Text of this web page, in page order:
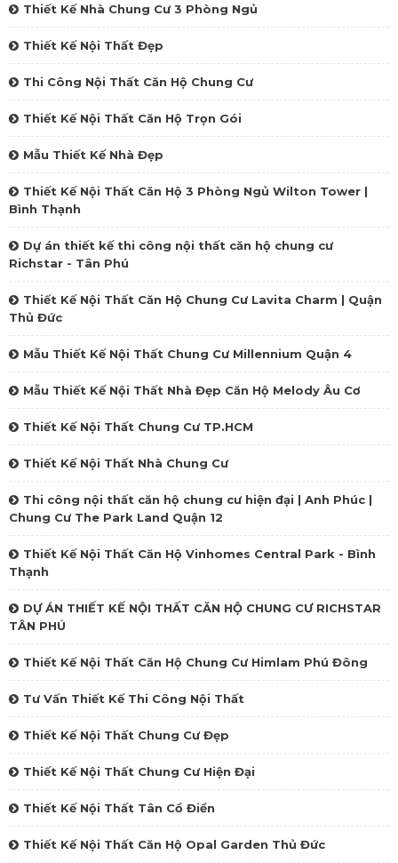
Thiết Kế Nhà Chung Cư 3 Phòng Ngủ
Thiết Kế Nội Thất Đẹp
Thi Công Nội Thất Căn Hộ Chung Cư
Thiết Kế Nội Thất Căn Hộ Trọn Gói
Mẫu Thiết Kế Nhà Đẹp
Thiết Kế Nội Thất Căn Hộ 3 Phòng Ngủ Wilton Tower |
Bình Thạnh
Dự án thiết kế thi công nội thất căn hộ chung cư
Richstar - Tân Phú
Thiết Kế Nội Thất Căn Hộ Chung Cư Lavita Charm | Quận
Thủ Đức
Mẫu Thiết Kế Nội Thất Chung Cư Millennium Quận 4
Mẫu Thiết Kế Nội Thất Nhà Đẹp Căn Hộ Melody Âu Cơ
Thiết Kế Nội Thất Chung Cư TP.HCM
Thiết Kế Nội Thất Nhà Chung Cư
Thi công nội thất căn hộ chung cư hiện đại | Anh Phúc |
Chung Cư The Park Land Quận 12
Thiết Kế Nội Thất Căn Hộ Vinhomes Central Park - Bình
Thạnh
DỰ ÁN THIẾT KẾ NỘI THẤT CĂN HỘ CHUNG CƯ RICHSTAR
TÂN PHÚ
Thiết Kế Nội Thất Căn Hộ Chung Cư Himlam Phú Đông
Tư Vấn Thiết Kế Thi Công Nội Thất
Thiết Kế Nội Thất Chung Cư Đẹp
Thiết Kế Nội Thất Chung Cư Hiện Đại
Thiết Kế Nội Thất Tân Cổ Điển
Thiết Kế Nội Thất Căn Hộ Opal Garden Thủ Đức